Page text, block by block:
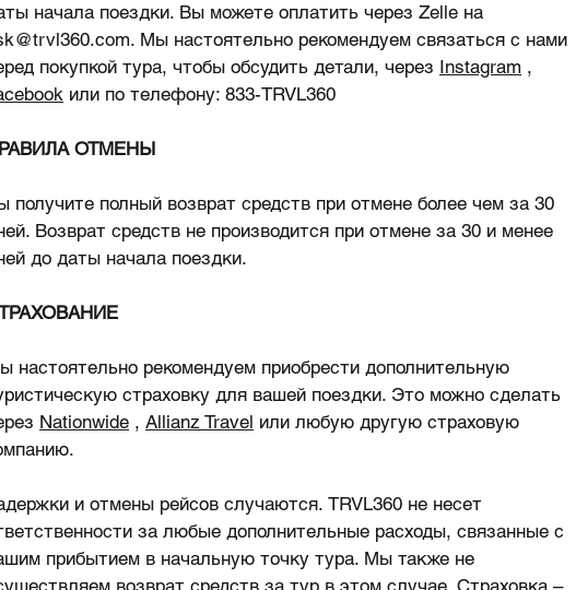
начала поездки. Вы можете оплатить через Zelle на
Мы настоятельно рекомендуем связаться с нами
покупкой тура, чтобы обсудить детали, через Instagram ,
или по телефону: 833-TRVL360
ОТМЕНЫ
получите полный возврат средств при отмене более чем за 30
Возврат средств не производится при отмене за 30 и менее
до даты начала поездки.
настоятельно рекомендуем приобрести дополнительную
страховку для вашей поездки. Это можно сделать
Nationwide , Allianz Travel или любую другую страховую
и отмены рейсов случаются. TRVL360 не несет
за любые дополнительные расходы, связанные с
прибытием в начальную точку тура. Мы также не
возврат средств за тур в этом случае. Страховка –